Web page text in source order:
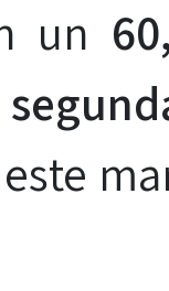
un